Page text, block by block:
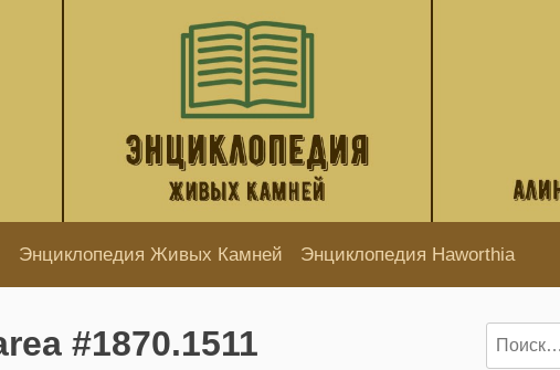
Энциклопедия Живых Камней Энциклопедия Haworthia
#1870.1511 Найти: